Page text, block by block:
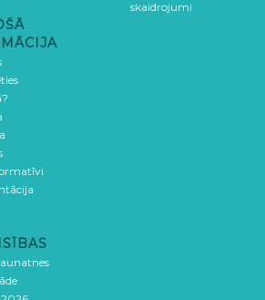
skaidrojumi